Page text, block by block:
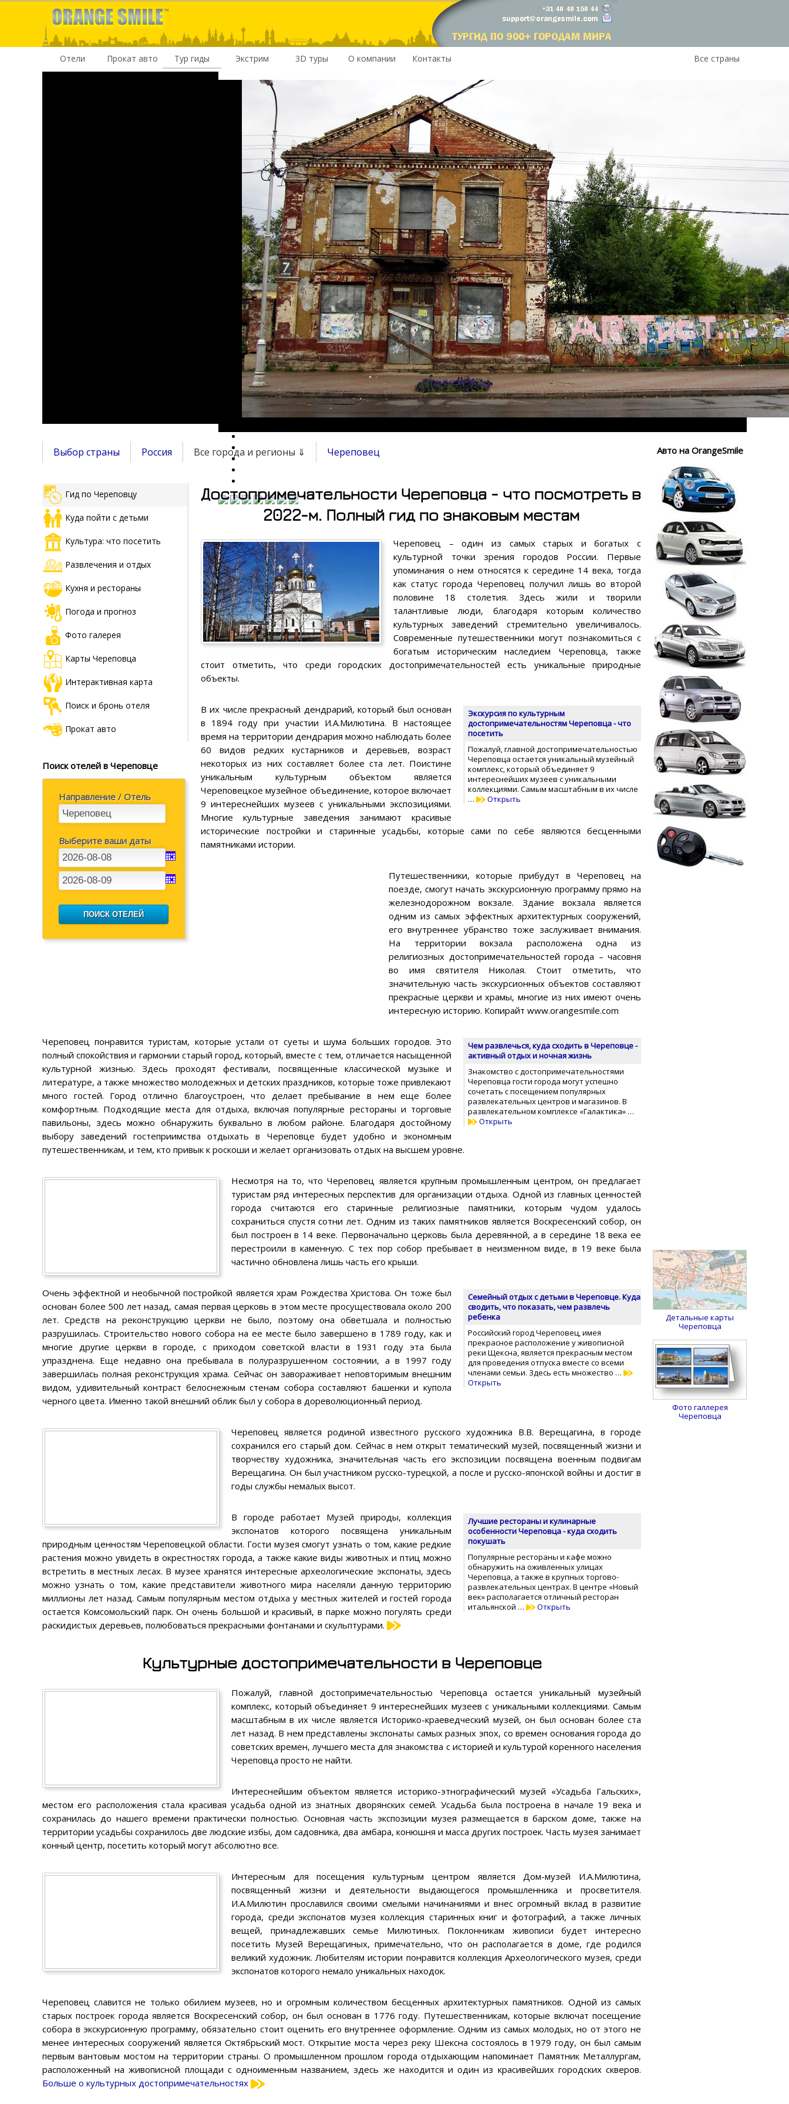
Отели Прокат авто Тур гиды Экстрим 3D туры О компании Контакты Все страны
Выбор страны Россия Все города и регионы ⇓ Череповец
Гид по Череповцу
Куда пойти с детьми
Культура: что посетить
Развлечения и отдых
Кухня и рестораны
Погода и прогноз
Фото галерея
Карты Череповца
Интерактивная карта
Поиск и бронь отеля
Прокат авто
Поиск отелей в Череповце
Направление / Отель
Выберите ваши даты
Достопримечательности Череповца - что посмотреть в
2022-м. Полный гид по знаковым местам
Череповец – один из самых старых и богатых с
культурной точки зрения городов России. Первые
упоминания о нем относятся к середине 14 века, тогда
как статус города Череповец получил лишь во второй
половине 18 столетия. Здесь жили и творили
талантливые люди, благодаря которым количество
культурных заведений стремительно увеличивалось.
Современные путешественники могут познакомиться с
богатым историческим наследием Череповца, также
стоит отметить, что среди городских достопримечательностей есть уникальные природные
объекты.
Экскурсия по культурным
достопримечательностям Череповца - что
посетить
Пожалуй, главной достопримечательностью
Череповца остается уникальный музейный
комплекс, который объединяет 9
интереснейших музеев с уникальными
коллекциями. Самым масштабным в их числе
…
Открыть
В их числе прекрасный дендрарий, который был основан
в 1894 году при участии И.А.Милютина. В настоящее
время на территории дендрария можно наблюдать более
60 видов редких кустарников и деревьев, возраст
некоторых из них составляет более ста лет. Поистине
уникальным культурным объектом является
Череповецкое музейное объединение, которое включает
9 интереснейших музеев с уникальными экспозициями.
Многие культурные заведения занимают красивые
исторические постройки и старинные усадьбы, которые сами по себе являются бесценными
памятниками истории.
Путешественники, которые прибудут в Череповец на
поезде, смогут начать экскурсионную программу прямо на
железнодорожном вокзале. Здание вокзала является
одним из самых эффектных архитектурных сооружений,
его внутреннее убранство тоже заслуживает внимания.
На территории вокзала расположена одна из
религиозных достопримечательностей города – часовня
во имя святителя Николая. Стоит отметить, что
значительную часть экскурсионных объектов составляют
прекрасные церкви и храмы, многие из них имеют очень
интересную историю. Копирайт www.orangesmile.com
Чем развлечься, куда сходить в Череповце -
активный отдых и ночная жизнь
Знакомство с достопримечательностями
Череповца гости города могут успешно
сочетать с посещением популярных
развлекательных центров и магазинов. В
развлекательном комплексе «Галактика» …
Открыть
Череповец понравится туристам, которые устали от суеты и шума больших городов. Это
полный спокойствия и гармонии старый город, который, вместе с тем, отличается насыщенной
культурной жизнью. Здесь проходят фестивали, посвященные классической музыке и
литературе, а также множество молодежных и детских праздников, которые тоже привлекают
много гостей. Город отлично благоустроен, что делает пребывание в нем еще более
комфортным. Подходящие места для отдыха, включая популярные рестораны и торговые
павильоны, здесь можно обнаружить буквально в любом районе. Благодаря достойному
выбору заведений гостеприимства отдыхать в Череповце будет удобно и экономным
путешественникам, и тем, кто привык к роскоши и желает организовать отдых на высшем уровне.
Несмотря на то, что Череповец является крупным промышленным центром, он предлагает
туристам ряд интересных перспектив для организации отдыха. Одной из главных ценностей
города считаются его старинные религиозные памятники, которым чудом удалось
сохраниться спустя сотни лет. Одним из таких памятников является Воскресенский собор, он
был построен в 14 веке. Первоначально церковь была деревянной, а в середине 18 века ее
перестроили в каменную. С тех пор собор пребывает в неизменном виде, в 19 веке была
частично обновлена лишь часть его крыши.
Семейный отдых с детьми в Череповце. Куда
сводить, что показать, чем развлечь
ребенка
Российский город Череповец, имея
прекрасное расположение у живописной
реки Щексна, является прекрасным местом
для проведения отпуска вместе со всеми
членами семьи. Здесь есть множество …
Открыть
Очень эффектной и необычной постройкой является храм Рождества Христова. Он тоже был
основан более 500 лет назад, самая первая церковь в этом месте просуществовала около 200
лет. Средств на реконструкцию церкви не было, поэтому она обветшала и полностью
разрушилась. Строительство нового собора на ее месте было завершено в 1789 году, как и
многие другие церкви в городе, с приходом советской власти в 1931 году эта была
упразднена. Еще недавно она пребывала в полуразрушенном состоянии, а в 1997 году
завершилась полная реконструкция храма. Сейчас он завораживает неповторимым внешним
видом, удивительный контраст белоснежным стенам собора составляют башенки и купола
черного цвета. Именно такой внешний облик был у собора в дореволюционный период.
Череповец является родиной известного русского художника В.В. Верещагина, в городе
сохранился его старый дом. Сейчас в нем открыт тематический музей, посвященный жизни и
творчеству художника, значительная часть его экспозиции посвящена военным подвигам
Верещагина. Он был участником русско-турецкой, а после и русско-японской войны и достиг в
годы службы немалых высот.
Лучшие рестораны и кулинарные
особенности Череповца - куда сходить
покушать
Популярные рестораны и кафе можно
обнаружить на оживленных улицах
Череповца, а также в крупных торгово-
развлекательных центрах. В центре «Новый
век» располагается отличный ресторан
итальянской …
Открыть
В городе работает Музей природы, коллекция
экспонатов которого посвящена уникальным
природным ценностям Череповецкой области. Гости музея смогут узнать о том, какие редкие
растения можно увидеть в окрестностях города, а также какие виды животных и птиц можно
встретить в местных лесах. В музее хранятся интересные археологические экспонаты, здесь
можно узнать о том, какие представители животного мира населяли данную территорию
миллионы лет назад. Самым популярным местом отдыха у местных жителей и гостей города
остается Комсомольский парк. Он очень большой и красивый, в парке можно погулять среди
раскидистых деревьев, полюбоваться прекрасными фонтанами и скульптурами.
Культурные достопримечательности в Череповце
Пожалуй, главной достопримечательностью Череповца остается уникальный музейный
комплекс, который объединяет 9 интереснейших музеев с уникальными коллекциями. Самым
масштабным в их числе является Историко-краеведческий музей, он был основан более ста
лет назад. В нем представлены экспонаты самых разных эпох, со времен основания города до
советских времен, лучшего места для знакомства с историей и культурой коренного населения
Череповца просто не найти.
Интереснейшим объектом является историко-этнографический музей «Усадьба Гальских»,
местом его расположения стала красивая усадьба одной из знатных дворянских семей. Усадьба была построена в начале 19 века и
сохранилась до нашего времени практически полностью. Основная часть экспозиции музея размещается в барском доме, также на
территории усадьбы сохранилось две людские избы, дом садовника, два амбара, конюшня и масса других построек. Часть музея занимает
конный центр, посетить который могут абсолютно все.
Интересным для посещения культурным центром является Дом-музей И.А.Милютина,
посвященный жизни и деятельности выдающегося промышленника и просветителя.
И.А.Милютин прославился своими смелыми начинаниями и внес огромный вклад в развитие
города, среди экспонатов музея коллекция старинных книг и фотографий, а также личных
вещей, принадлежавших семье Милютиных. Поклонникам живописи будет интересно
посетить Музей Верещагиных, примечательно, что он располагается в доме, где родился
великий художник. Любителям истории понравится коллекция Археологического музея, среди
экспонатов которого немало уникальных находок.
Череповец славится не только обилием музеев, но и огромным количеством бесценных архитектурных памятников. Одной из самых
старых построек города является Воскресенский собор, он был основан в 1776 году. Путешественникам, которые включат посещение
собора в экскурсионную программу, обязательно стоит оценить его внутреннее оформление. Одним из самых молодых, но от этого не
менее интересных сооружений является Октябрьский мост. Открытие моста через реку Шексна состоялось в 1979 году, он был самым
первым вантовым мостом на территории страны. О промышленном прошлом города отдыхающим напоминает Памятник Металлургам,
расположенный на живописной площади с одноименным названием, здесь же находится и один из красивейших городских скверов.
Больше о культурных достопримечательностях
Авто на OrangeSmile
Детальные карты
Череповца
Фото галлерея
Череповца